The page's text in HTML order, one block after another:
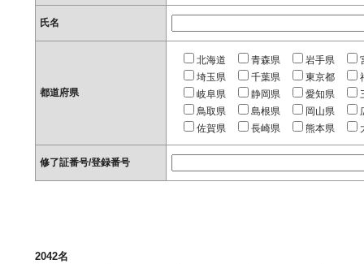
氏名
都道府県
北海道 青森県 岩手県
埼玉県
千葉県 東京都
岐阜県
静岡県 愛知県
鳥取県
島根県 岡山県
佐賀県
長崎県 熊本県
修了証番号/登録番号
2042名